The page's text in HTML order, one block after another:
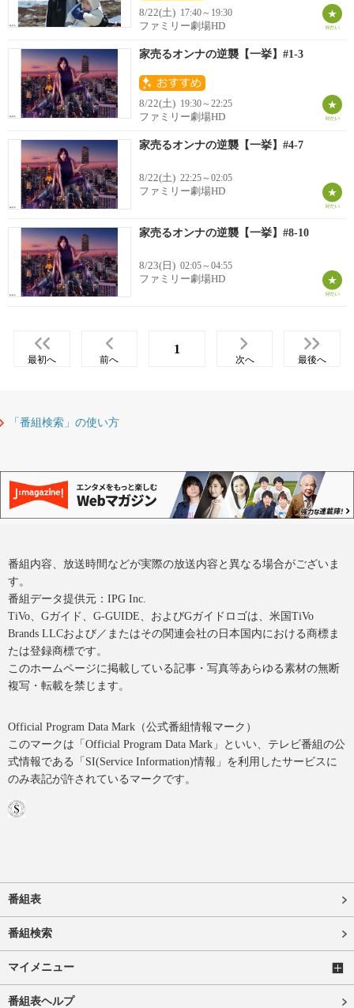
8/22(土) 17:40～19:30
ファミリー劇場HD
家売るオンナの逆襲【一挙】#1-3
8/22(土) 19:30～22:25
ファミリー劇場HD
家売るオンナの逆襲【一挙】#4-7
8/22(土) 22:25～02:05
ファミリー劇場HD
家売るオンナの逆襲【一挙】#8-10
8/23(日) 02:05～04:55
ファミリー劇場HD
最初へ 前へ
1
次へ 最後へ
「番組検索」の使い方
番組内容、放送時間などが実際の放送内容と異なる場合がございま
す。
番組データ提供元：IPG Inc.
TiVo、Gガイド、G-GUIDE、およびGガイドロゴは、米国TiVo
Brands LLCおよび／またはその関連会社の日本国内における商標ま
たは登録商標です。
このホームページに掲載している記事・写真等あらゆる素材の無断
複写・転載を禁じます。
Official Program Data Mark（公式番組情報マーク）
このマークは「Official Program Data Mark」といい、テレビ番組の公
式情報である「SI(Service Information)情報」を利用したサービスに
のみ表記が許されているマークです。
番組表
番組検索
マイメニュー
番組表ヘルプ